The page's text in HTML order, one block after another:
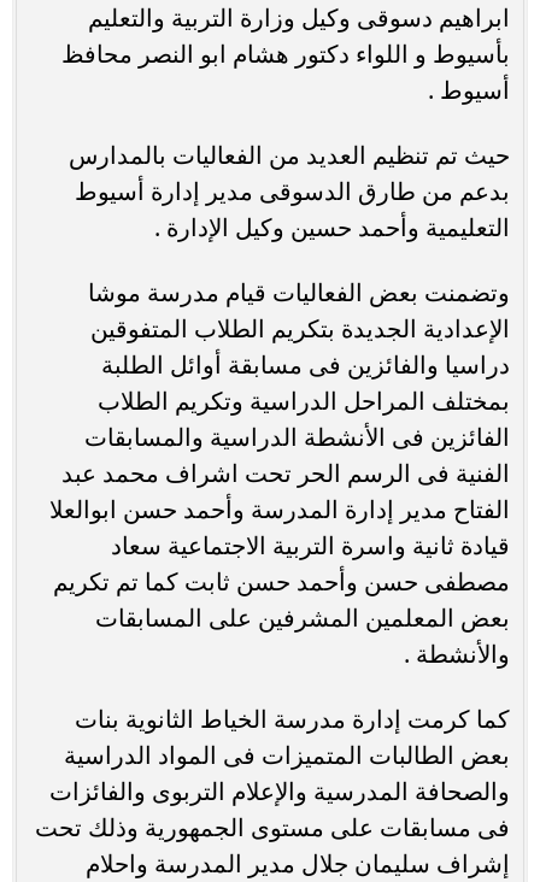
ابراهيم دسوقى وكيل وزارة التربية والتعليم
بأسيوط و اللواء دكتور هشام ابو النصر محافظ
أسيوط .
حيث تم تنظيم العديد من الفعاليات بالمدارس
بدعم من طارق الدسوقى مدير إدارة أسيوط
التعليمية وأحمد حسين وكيل الإدارة .
وتضمنت بعض الفعاليات قيام مدرسة موشا
الإعدادية الجديدة بتكريم الطلاب المتفوقين
دراسيا والفائزين فى مسابقة أوائل الطلبة
بمختلف المراحل الدراسية وتكريم الطلاب
الفائزين فى الأنشطة الدراسية والمسابقات
الفنية فى الرسم الحر تحت اشراف محمد عبد
الفتاح مدير إدارة المدرسة وأحمد حسن ابوالعلا
قيادة ثانية واسرة التربية الاجتماعية سعاد
مصطفى حسن وأحمد حسن ثابت كما تم تكريم
بعض المعلمين المشرفين على المسابقات
والأنشطة .
كما كرمت إدارة مدرسة الخياط الثانوية بنات
بعض الطالبات المتميزات فى المواد الدراسية
والصحافة المدرسية والإعلام التربوى والفائزات
فى مسابقات على مستوى الجمهورية وذلك تحت
إشراف سليمان جلال مدير المدرسة واحلام